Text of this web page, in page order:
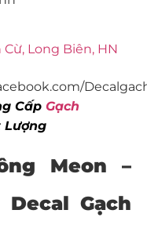
Long Biên, HN
Cấp Gạch
Lượng
Meon –
Gạch